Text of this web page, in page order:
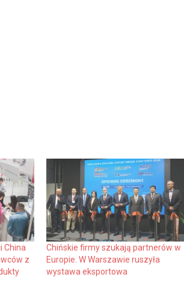
China
z
Chińskie firmy szukają partnerów w
Europie. W Warszawie ruszyła
wystawa eksportowa